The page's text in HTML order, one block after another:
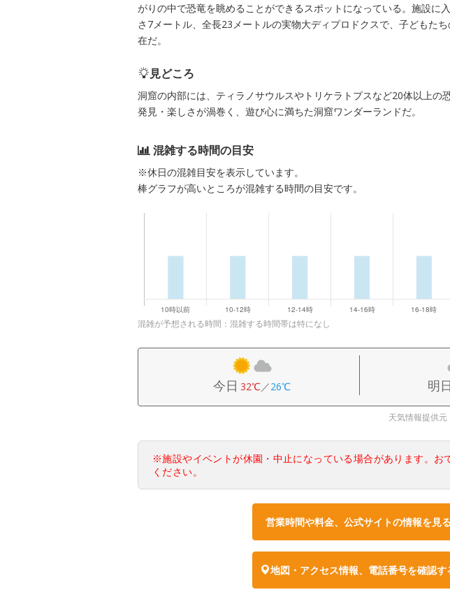
がりの中で恐竜を眺めることができるスポットになっている。施設に
さ7メートル、全長23メートルの実物大ディプロドクスで、子どもた
在だ。
見どころ
洞窟の内部には、ティラノサウルスやトリケラトプスなど20体以上の
発見・楽しさが渦巻く、遊び心に満ちた洞窟ワンダーランドだ。
混雑する時間の目安
※休日の混雑目安を表示しています。
棒グラフが高いところが混雑する時間の目安です。
混雑が予想される時間：混雑する時間帯は特になし
今日 32℃／26℃ 明日
天気情報提供
※施設やイベントが休園・中止になっている場合があります。お
ください。
営業時間や料金、公式サイトの情報を見る
地図・アクセス情報、電話番号を確認す